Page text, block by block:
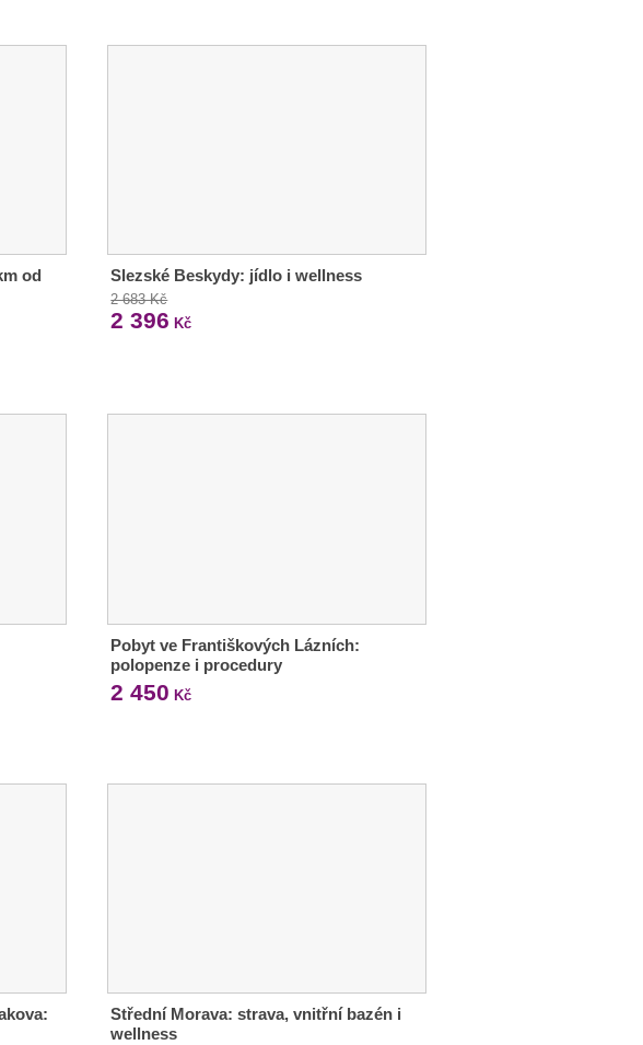
od
Slezské Beskydy: jídlo i wellness
2 683 Kč
2 396 Kč
Pobyt ve Františkových Lázních:
polopenze i procedury
2 450 Kč
Střední Morava: strava, vnitřní bazén i
wellness